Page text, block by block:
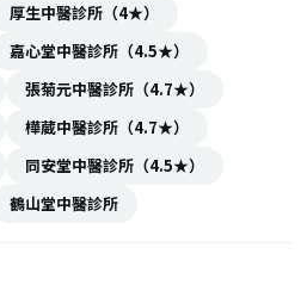
厚生中醫診所（4★）
嘉心堂中醫診所（4.5★）
張菊元中醫診所（4.7★）
樺葳中醫診所（4.7★）
同安堂中醫診所（4.5★）
鶴山堂中醫診所